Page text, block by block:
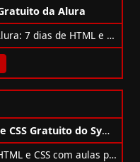
da Alura
Participe do desafio gratuito da Alura: 7 dias de HTML e CSS para evoluir no Front-end com projetos reais no GitHub e portfólio!
Curso de Introdução ao HTML e CSS Gratuito do SymplaPlay
Curso gratuito de Introdução ao HTML e CSS com aulas práticas e projeto final. Ideal para quem quer começar no desenvolvimento web.